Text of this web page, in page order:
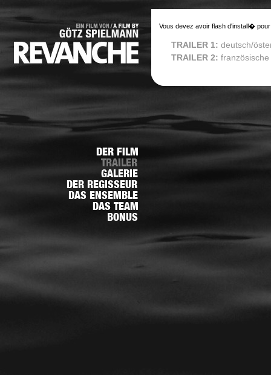
Vous devez avoir flash d'install�
TRAILER 1: deutsch/
TRAILER 2: französische